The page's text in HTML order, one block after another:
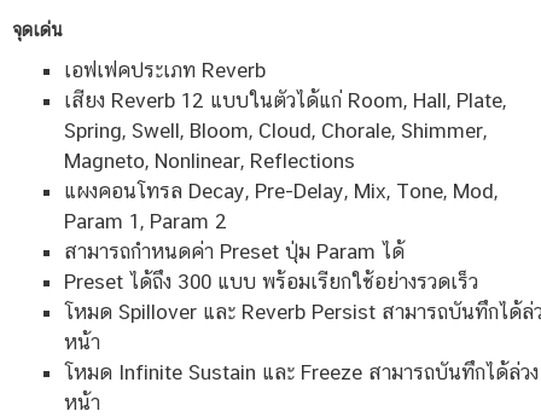
จุดเด่น
เอฟเฟคประเภท Reverb
เสียง Reverb 12 แบบในตัวได้แก่ Room, Hall, Plate,
Spring, Swell, Bloom, Cloud, Chorale, Shimmer,
Magneto, Nonlinear, Reflections
แผงคอนโทรล Decay, Pre-Delay, Mix, Tone, Mod,
Param 1, Param 2
สามารถกำหนดค่า Preset ปุ่ม Param ได้
Preset ได้ถึง 300 แบบ พร้อมเรียกใช้อย่างรวดเร็ว
โหมด Spillover และ Reverb Persist สามารถบันทึกได้ล่
หน้า
โหมด Infinite Sustain และ Freeze สามารถบันทึกได้ล่วง
หน้า